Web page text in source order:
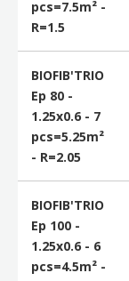
pcs=7.5m² -
R=1.5
BIOFIB'TRIO
Ep 80 -
1.25x0.6 - 7
pcs=5.25m²
- R=2.05
BIOFIB'TRIO
Ep 100 -
1.25x0.6 - 6
pcs=4.5m² -